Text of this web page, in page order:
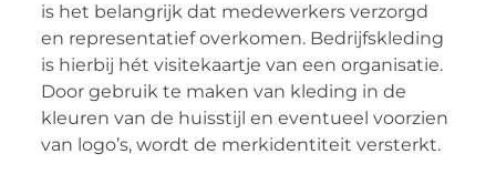
is het belangrijk dat medewerkers verzorgd
en representatief overkomen. Bedrijfskleding
is hierbij hét visitekaartje van een organisatie.
Door gebruik te maken van kleding in de
kleuren van de huisstijl en eventueel voorzien
van logo’s, wordt de merkidentiteit versterkt.